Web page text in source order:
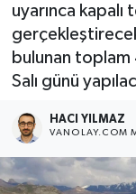
uyarınca
bulunan toplam
Salı günü
HACI YILMAZ
VANOLAY.COM
Bilim &
Dünya
RESMİ
Son Dakika
Haber Arşivi